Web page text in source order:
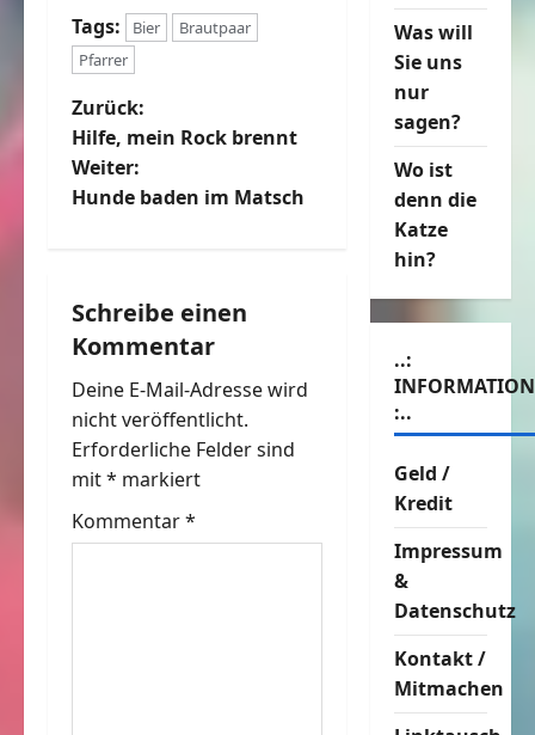
Tags: Bier
Brautpaar
Pfarrer
B
e
i
r
a
g
s
n
Zurück:
Hilfe, mein Rock brennt
Weiter:
Hunde baden im Matsch
Schreibe einen
Kommentar
Deine E-Mail-Adresse wird
nicht veröffentlicht.
Erforderliche Felder sind
mit* markiert
Kommentar*
Was will
Sie uns
nur
sagen?
Wo ist
denn die
Katze
hin?
..:
:..
Geld /
Kredit
Impressum
&
Datenschutz
Kontakt /
Mitmachen